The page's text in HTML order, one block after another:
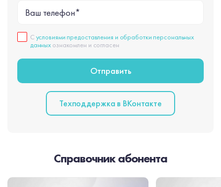
Ваш телефон*
Сусловиями предоставления и обработки персональных
данных ознакомлен и согласен
Техподдержка в BКонтакте
Справочник абонента